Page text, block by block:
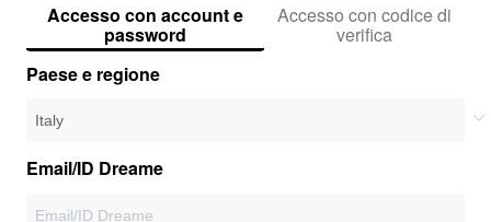
Accesso con account e
password
Accesso con codice di
verifica
Paese e regione
Email/ID Dreame